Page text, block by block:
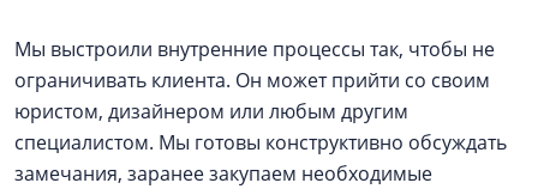
Мы выстроили внутренние процессы так, чтобы не
ограничивать клиента. Он может прийти со своим
юристом, дизайнером или любым другим
специалистом. Мы готовы конструктивно обсуждать
замечания, заранее закупаем необходимые